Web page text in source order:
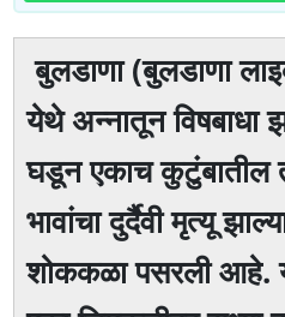
बुलडाणा (बुलडाणा
येथे अन्नातून विषबाधा
घडून एकाच कुटुंबातील
भावांचा दुर्दैवी मृत्यू
शोककळा पसरली